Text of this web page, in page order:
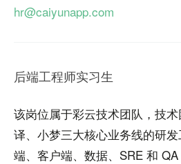
hr@caiyunapp.com
后端工程师实习生
该岗位属于彩云技术团队，技
译、小梦三大核心业务线的研
端、客户端、数据、SRE 和